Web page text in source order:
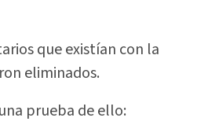
que existían con la
eliminados.
prueba de ello: